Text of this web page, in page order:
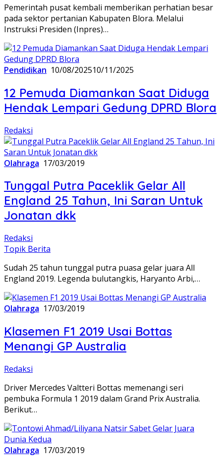
Pemerintah pusat kembali memberikan perhatian besar
pada sektor pertanian Kabupaten Blora. Melalui
Instruksi Presiden (Inpres)…
Pendidikan 10/08/202510/11/2025
12 Pemuda Diamankan Saat Diduga
Hendak Lempari Gedung DPRD Blora
Redaksi
Olahraga 17/03/2019
Tunggal Putra Paceklik Gelar All
England 25 Tahun, Ini Saran Untuk
Jonatan dkk
Redaksi
Topik Berita
Sudah 25 tahun tunggal putra puasa gelar juara All
England 2019. Legenda bulutangkis, Haryanto Arbi,…
Olahraga 17/03/2019
Klasemen F1 2019 Usai Bottas
Menangi GP Australia
Redaksi
Driver Mercedes Valtteri Bottas memenangi seri
pembuka Formula 1 2019 dalam Grand Prix Australia.
Berikut…
Olahraga 17/03/2019